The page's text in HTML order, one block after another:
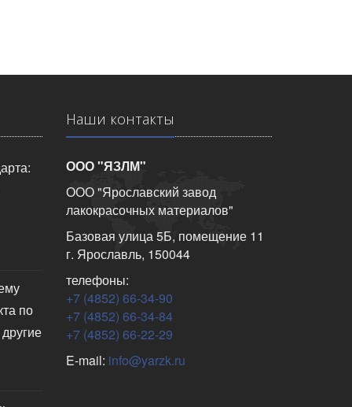
по
Наши контакты
ООО "ЯЗЛМ"
ООО "Ярославский завод
лакокрасочных материалов"
Базовая улица 5Б, помещение 11
г. Ярославль, 150044
телефоны:
+7 (4852) 66-34-90
+7 (4852) 66-34-84
+7 (4852) 66-22-29
E-mail: info@yarzk.ru